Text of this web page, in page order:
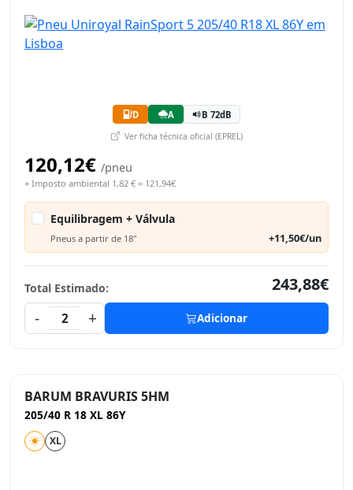
D A B 72dB
Ver ficha técnica oficial (EPREL)
120,12€ /pneu
+ Imposto ambiental 1,82 € = 121,94€
Equilibragem + Válvula
Pneus a partir de 18" +11,50€/un
Total Estimado:
243,88€
-
2 + Adicionar
BARUM BRAVURIS 5HM
205/40 R 18 XL 86Y
XL